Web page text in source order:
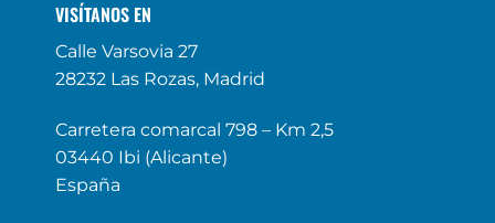
VISÍTANOS EN
Calle Varsovia 27
28232 Las Rozas, Madrid
Carretera comarcal 798 – Km 2,5
03440 Ibi (Alicante)
España